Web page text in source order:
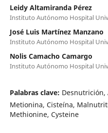
Leidy Altamiranda Pérez
Instituto Autónomo Hospital
José Luis Martínez Manzano
Instituto Autónomo Hospital
Nolis Camacho Camargo
Instituto Autónomo Hospital
Palabras clave: Desnutrición,
Metionina, Cisteína,
Methionine, Cysteine